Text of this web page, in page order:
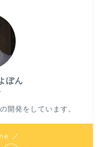
ぽん
開発をしています。
／